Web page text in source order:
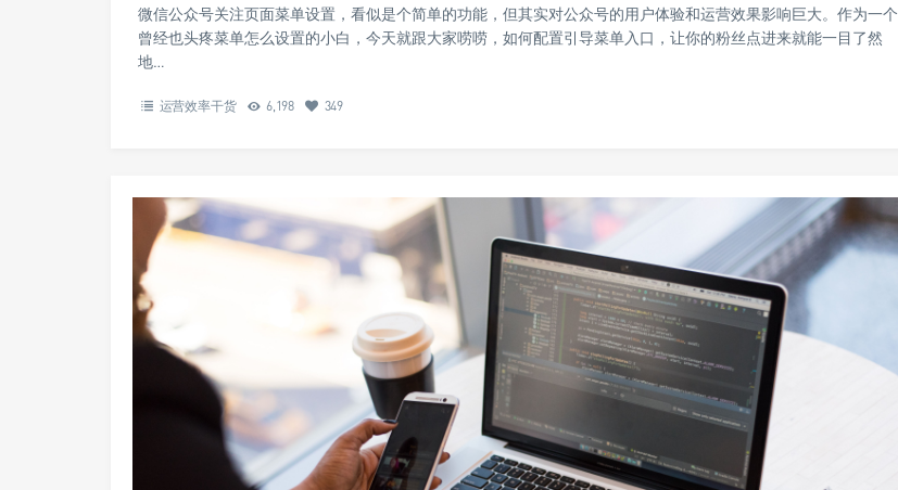
微信公众号关注页面菜单设置，看似是个简单的功能，但其实对公众号的用户体验和运营效果影响巨大。作为一个
曾经也头疼菜单怎么设置的小白，今天就跟大家唠唠，如何配置引导菜单入口，让你的粉丝点进来就能一目了然
地…
运营效率干货 6,198 349